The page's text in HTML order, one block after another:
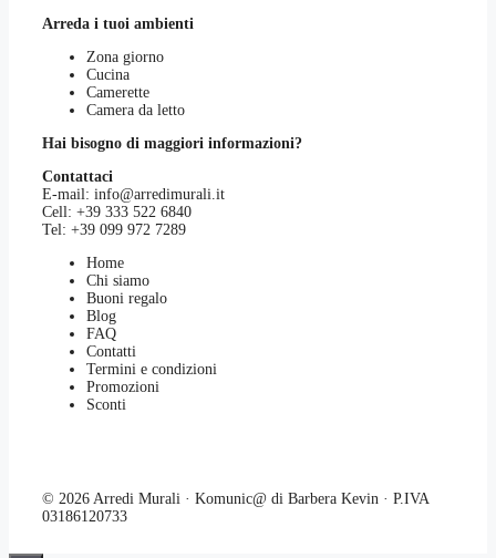
Arreda i tuoi ambienti
Zona giorno
Cucina
Camerette
Camera da letto
Hai bisogno di maggiori informazioni?
Contattaci
E-mail: info@arredimurali.it
Cell: +39 333 522 6840
Tel: +39 099 972 7289
Home
Chi siamo
Buoni regalo
Blog
FAQ
Contatti
Termini e condizioni
Promozioni
Sconti
© 2026 Arredi Murali · Komunic@ di Barbera Kevin · P.IVA
03186120733